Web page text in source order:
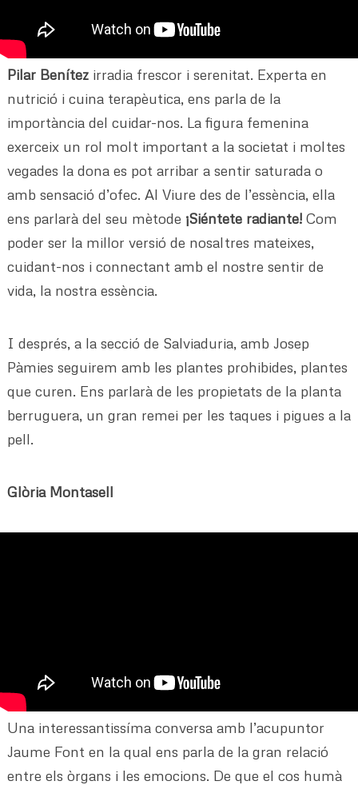
Pilar Benítezirradia frescor i serenitat. Experta en
nutrició i cuina terapèutica, ens parla de la
importància del cuidar-nos. La figura femenina
exerceix un rol molt important a la societat i moltes
vegades la dona es pot arribar a sentir saturada o
amb sensació d’ofec. Al Viure des de l’essència, ella
ens parlarà del seu mètode ¡Siéntete radiante!Com
poder ser la millor versió de nosaltres mateixes,
cuidant-nos i connectant amb el nostre sentir de
vida, la nostra essència.
I després, a la secció de Salviaduria, amb Josep
Pàmies seguirem amb les plantes prohibides, plantes
que curen. Ens parlarà de les propietats de la planta
berruguera, un gran remei per les taques i pigues a la
pell.
Glòria Montasell
Una interessantissíma conversa amb l’acupuntor
Jaume Font en la qual ens parla de la gran relació
entre els òrgans i les emocions. De que el cos humà